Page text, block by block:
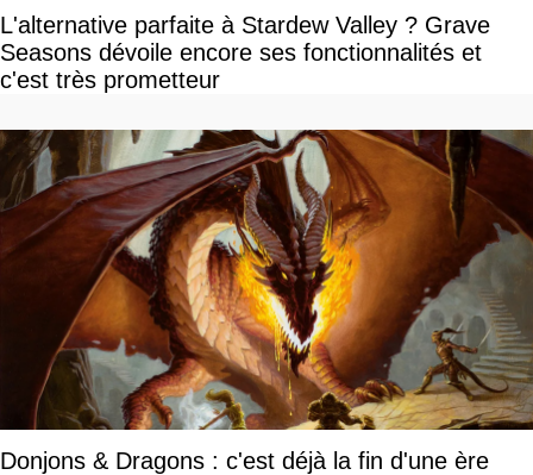
L'alternative parfaite à Stardew Valley ? Grave
Seasons dévoile encore ses fonctionnalités et
c'est très prometteur
Donjons & Dragons : c'est déjà la fin d'une ère